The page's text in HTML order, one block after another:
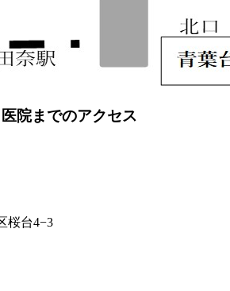
院までのアクセス
桜台4−3